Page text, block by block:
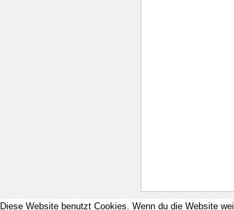
Diese Website benutzt Cookies. Wenn du die Website